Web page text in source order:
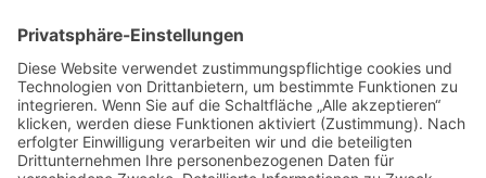
Spende direkt via PayPal
JETZT SPENDEN
paypal@heilbronner-tierschutz.de